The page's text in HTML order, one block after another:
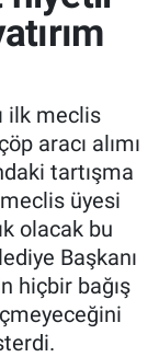
ilk meclis
aracı alımı
tartışma
üyesi
olacak bu
Başkanı
hiçbir bağış